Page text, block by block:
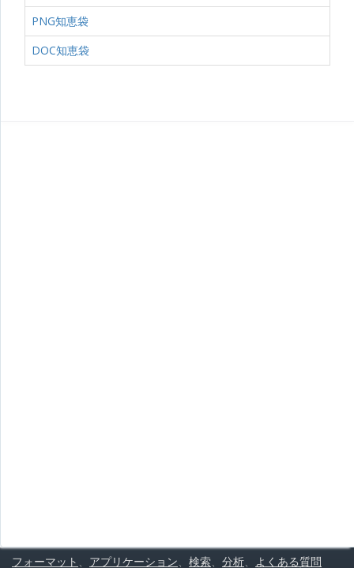
PNG知恵袋
DOC知恵袋
フォーマット 、 アプリケーション、 検索、 分析、 よくある質問